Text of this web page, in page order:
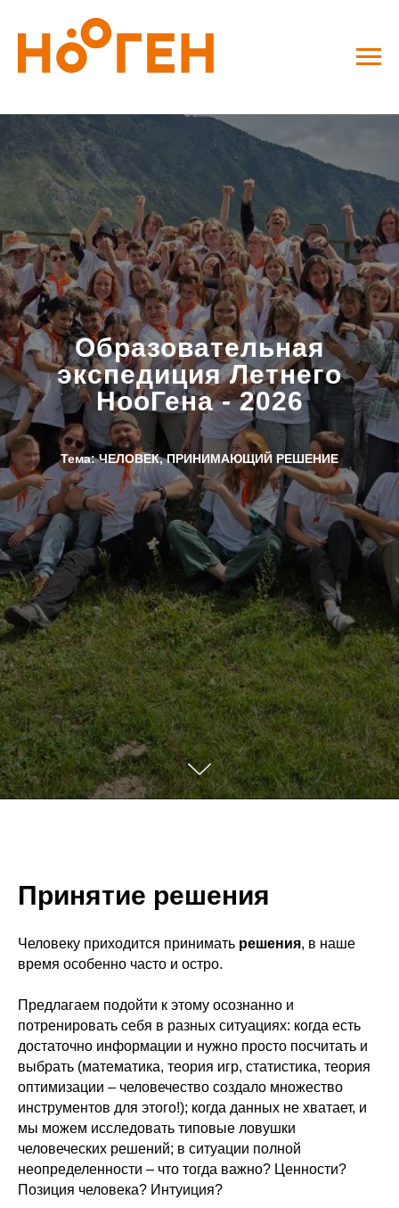
Образовательная
экспедиция Летнего
НооГена - 2026
Тема: ЧЕЛОВЕК, ПРИНИМАЮЩИЙ РЕШЕНИЕ
Принятие решения
Человеку приходится принимать решения, в наше
время особенно часто и остро.
Предлагаем подойти к этому осознанно и
потренировать себя в разных ситуациях: когда есть
достаточно информации и нужно просто посчитать и
выбрать (математика, теория игр, статистика, теория
оптимизации – человечество создало множество
инструментов для этого!); когда данных не хватает, и
мы можем исследовать типовые ловушки
человеческих решений; в ситуации полной
неопределенности – что тогда важно? Ценности?
Позиция человека? Интуиция?